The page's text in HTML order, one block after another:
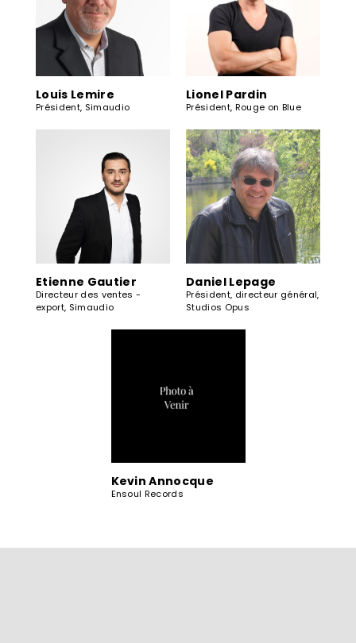
Louis Lemire
Président, Simaudio
Lionel Pardin
Président, Rouge on Blue
Etienne Gautier
Directeur des ventes -
export, Simaudio
Daniel Lepage
Président, directeur général,
Studios Opus
Kevin Annocque
Ensoul Records